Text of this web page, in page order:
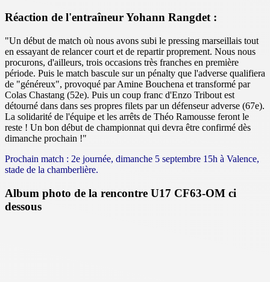
Réaction de l'entraîneur Yohann Rangdet :
"Un début de match où nous avons subi le pressing marseillais tout
en essayant de relancer court et de repartir proprement. Nous nous
procurons, d'ailleurs, trois occasions très franches en première
période. Puis le match bascule sur un pénalty que l'adverse qualifiera
de "généreux", provoqué par Amine Bouchena et transformé par
Colas Chastang (52e). Puis un coup franc d'Enzo Tribout est
détourné dans dans ses propres filets par un défenseur adverse (67e).
La solidarité de l'équipe et les arrêts de Théo Ramousse feront le
reste ! Un bon début de championnat qui devra être confirmé dès
dimanche prochain !"
Prochain match : 2e journée, dimanche 5 septembre 15h à Valence,
stade de la chamberlière.
Album photo de la rencontre U17 CF63-OM ci
dessous